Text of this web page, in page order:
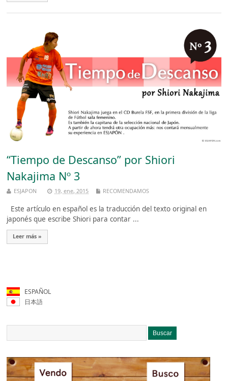
“Tiempo de Descanso” por Shiori
Nakajima Nº 3
ESJAPON 19, ene, 2015 RECOMENDAMOS
Este artículo en español es la traducción del texto original en
japonés que escribe Shiori para contar ...
Leer más »
ESPAÑOL
日本語